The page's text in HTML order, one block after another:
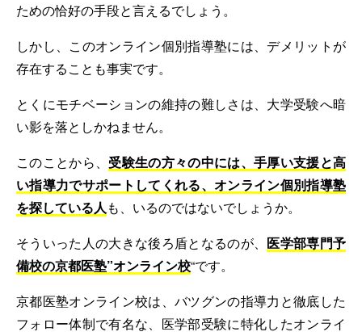
ための恰好の手段と言えるでしょう。
しかし、このオンライン個別指導塾には、デメリットが
存在することも事実です。
とくにモチベーションの維持の難しさは、大学受験へ暗
い影を落としかねません。
このことから、 受験生の方々の中には、手厚い支援と高
い指導力でサポートしてくれる、オンライン個別指導塾
を探している人も、いるのではないでしょうか。
そういった人の大きな後ろ盾となるのが、 医学部専門予
備校の京都医塾”オンライン校“です。
京都医塾オンライン校は、バツグンの指導力と徹底した
フォロー体制で有名な、医学部受験に特化したオンライ